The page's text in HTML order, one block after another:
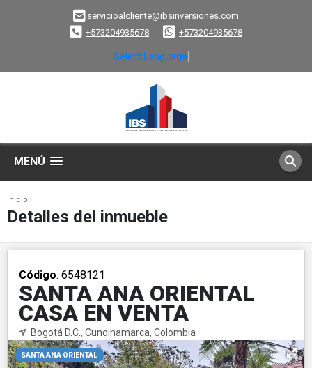
servicioalcliente@ibsinversiones.com
+573204935678
+573204935678
Select Language
MENÚ
Inicio
Detalles del inmueble
Código. 6548121
SANTA ANA ORIENTAL
CASA EN VENTA
Bogotá D.C., Cundinamarca, Colombia
SANTA ANA ORIENTAL